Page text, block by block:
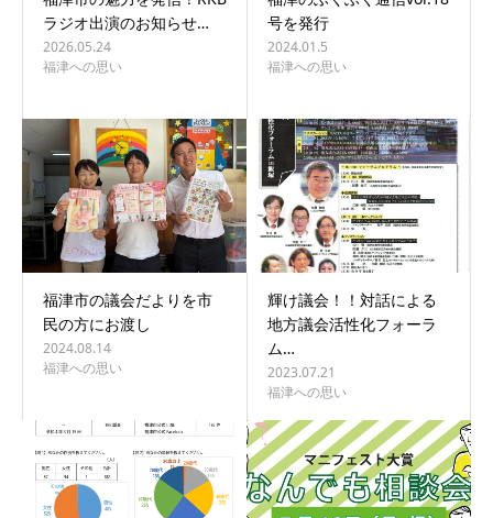
ラジオ出演のお知らせ…
2026.05.24
福津への思い
号を発行
2024.01.5
福津への思い
福津市の議会だよりを市
民の方にお渡し
2024.08.14
福津への思い
輝け議会！！対話による
地方議会活性化フォーラ
ム…
2023.07.21
福津への思い